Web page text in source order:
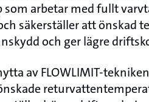
arbetar med fullt
säkerställer att önskad
och ger lägre
av FLOWLIMIT-